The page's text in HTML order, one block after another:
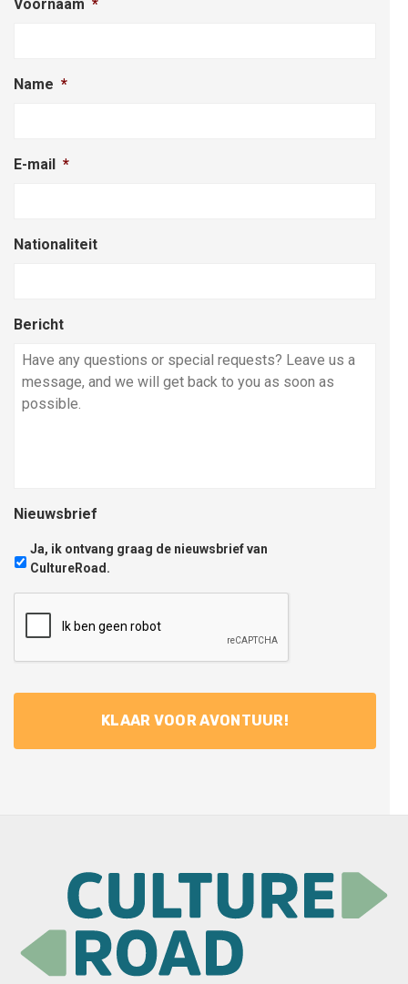
Voornaam *
Name *
E-mail *
Nationaliteit
Bericht
Nieuwsbrief
Ja, ik ontvang graag de nieuwsbrief van
CultureRoad.